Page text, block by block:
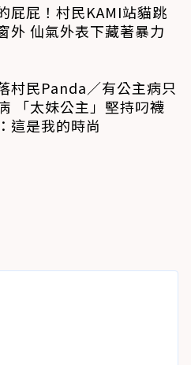
屁屁！村民KAMI站貓跳
外 仙氣外表下藏著暴力
村民Panda／有公主病只
「太妹公主」堅持叼襪
這是我的時尚